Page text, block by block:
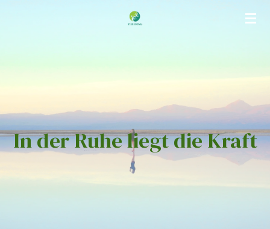
In der Ruhe liegt die Kraft